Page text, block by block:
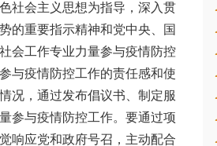
社会主义思想为指导，深入贯
的重要指示精神和党中央、国
会工作专业力量参与疫情防控
与疫情防控工作的责任感和使
况，通过发布倡议书、制定服
参与疫情防控工作。要通过项
响应党和政府号召，主动配合